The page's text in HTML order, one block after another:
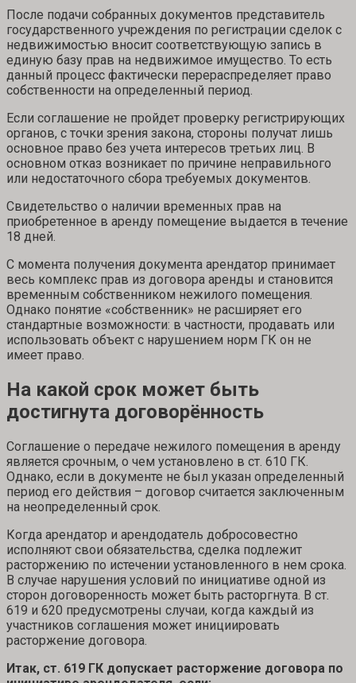
После подачи собранных документов представитель
государственного учреждения по регистрации сделок с
недвижимостью вносит соответствующую запись в
единую базу прав на недвижимое имущество. То есть
данный процесс фактически перераспределяет право
собственности на определенный период.
Если соглашение не пройдет проверку регистрирующих
органов, с точки зрения закона, стороны получат лишь
основное право без учета интересов третьих лиц. В
основном отказ возникает по причине неправильного
или недостаточного сбора требуемых документов.
Свидетельство о наличии временных прав на
приобретенное в аренду помещение выдается в течение
18 дней.
С момента получения документа арендатор принимает
весь комплекс прав из договора аренды и становится
временным собственником нежилого помещения.
Однако понятие «собственник» не расширяет его
стандартные возможности: в частности, продавать или
использовать объект с нарушением норм ГК он не
имеет право.
На какой срок может быть
достигнута договорённость
Соглашение о передаче нежилого помещения в аренду
является срочным, о чем установлено в ст. 610 ГК.
Однако, если в документе не был указан определенный
период его действия – договор считается заключенным
на неопределенный срок.
Когда арендатор и арендодатель добросовестно
исполняют свои обязательства, сделка подлежит
расторжению по истечении установленного в нем срока.
В случае нарушения условий по инициативе одной из
сторон договоренность может быть расторгнута. В ст.
619 и 620 предусмотрены случаи, когда каждый из
участников соглашения может инициировать
расторжение договора.
Итак, ст. 619 ГК допускает расторжение договора по